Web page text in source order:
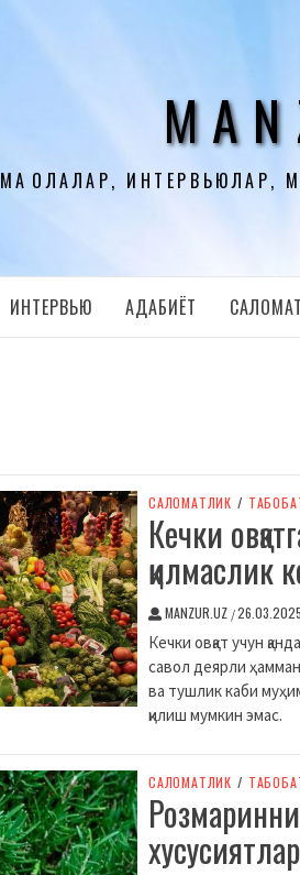
МАҚОЛАЛАР, ИНТЕРВЬЮЛАР,
ИНТЕРВЬЮ АДАБИЁТ
CАЛОМАТЛИК /
Кечки
қилмаслик
MANZUR.UZ /26.03.2025
Кечки овқат учун
савол деярли
ва тушлик каби
қилиш мумкин эмас.
CАЛОМАТЛИК /